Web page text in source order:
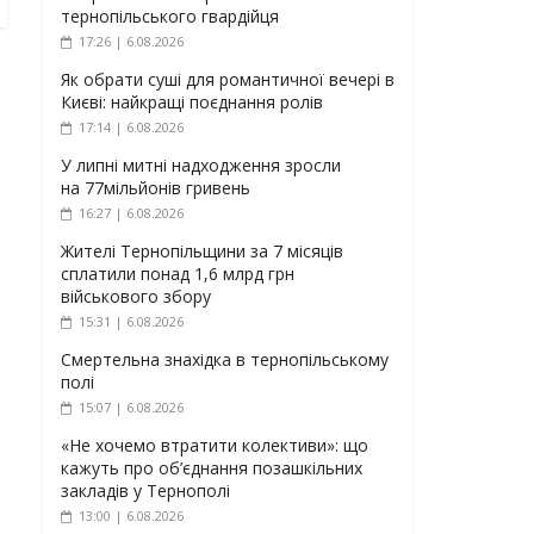
тернопільського гвардійця
17:26 | 6.08.2026
Як обрати суші для романтичної вечері в
Києві: найкращі поєднання ролів
17:14 | 6.08.2026
У липні митні надходження зросли
на 77мільйонів гривень
16:27 | 6.08.2026
Жителі Тернопільщини за 7 місяців
сплатили понад 1,6 млрд грн
військового збору
15:31 | 6.08.2026
Смертельна знахідка в тернопільському
полі
15:07 | 6.08.2026
«Не хочемо втратити колективи»: що
кажуть про об’єднання позашкільних
закладів у Тернополі
13:00 | 6.08.2026